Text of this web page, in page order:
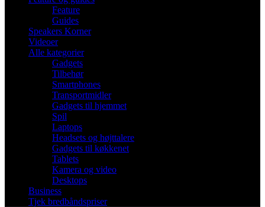
Feature
Guides
Speakers Korner
Videoer
Alle kategorier
Gadgets
Tilbehør
Smartphones
Transportmidler
Gadgets til hjemmet
Spil
Laptops
Headsets og højttalere
Gadgets til køkkenet
Tablets
Kamera og video
Desktops
Business
Tjek bredbåndspriser